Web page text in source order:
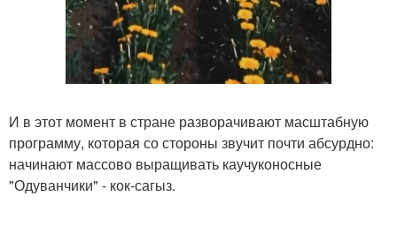
И в этот момент в стране разворачивают масштабную
программу, которая со стороны звучит почти абсурдно:
начинают массово выращивать каучуконосные
"Одуванчики" - кок-сагыз.